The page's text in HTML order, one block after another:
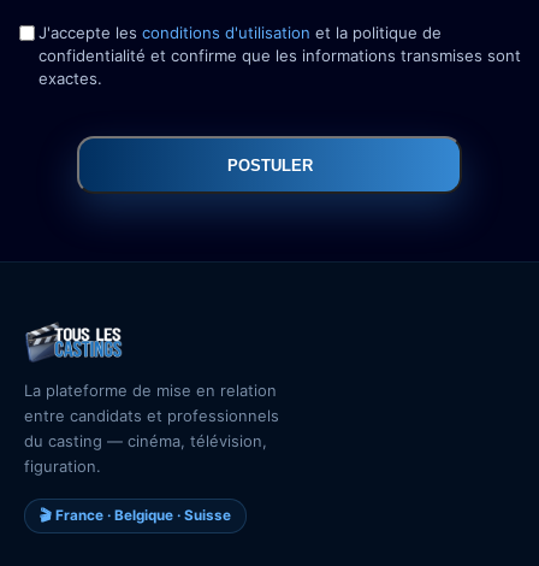
J'accepte les conditions d'utilisation et la politique de
confidentialité et confirme que les informations transmises sont
exactes.
POSTULER
La plateforme de mise en relation
entre candidats et professionnels
du casting — cinéma, télévision,
figuration.
🎬 France · Belgique · Suisse